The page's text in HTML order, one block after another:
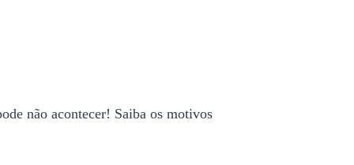
não acontecer! Saiba os motivos